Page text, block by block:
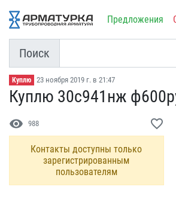
Предложения
Поиск
Куплю 23 ноября 2019 г. в 21:47
Куплю 30с941нж
visibility 988 favorite_border
Контакты доступны только
зарегистрированным
пользователям